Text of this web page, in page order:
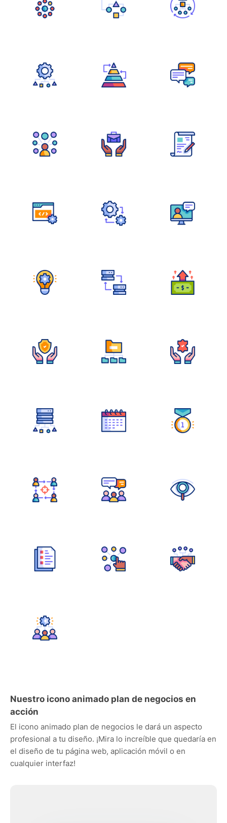
Nuestro icono animado plan de negocios en
acción
El icono animado plan de negocios le dará un aspecto
profesional a tu diseño. ¡Mira lo increíble que quedaría en
el diseño de tu página web, aplicación móvil o en
cualquier interfaz!